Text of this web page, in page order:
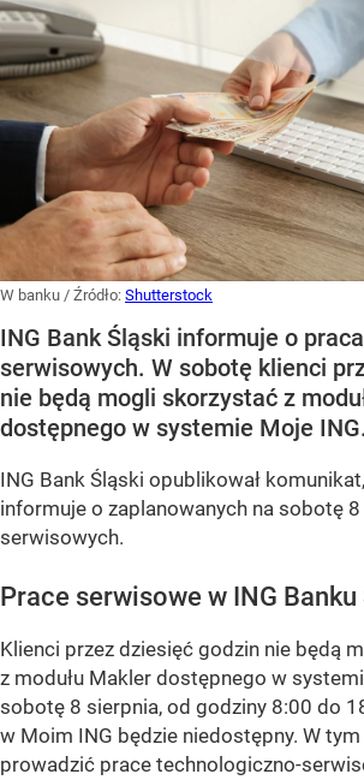
W banku / Źródło: Shutterstock
ING Bank Śląski informuje o
serwisowych. W sobotę klienci
nie będą mogli skorzystać z
dostępnego w systemie Moje ING.
ING Bank Śląski opublikował
informuje o zaplanowanych na sobotę
serwisowych.
Prace serwisowe w ING
Klienci przez dziesięć godzin nie będą
z modułu Makler dostępnego w
sobotę 8 sierpnia, od godziny 8:00 do
w Moim ING będzie niedostępny. W
prowadzić prace technologiczno-